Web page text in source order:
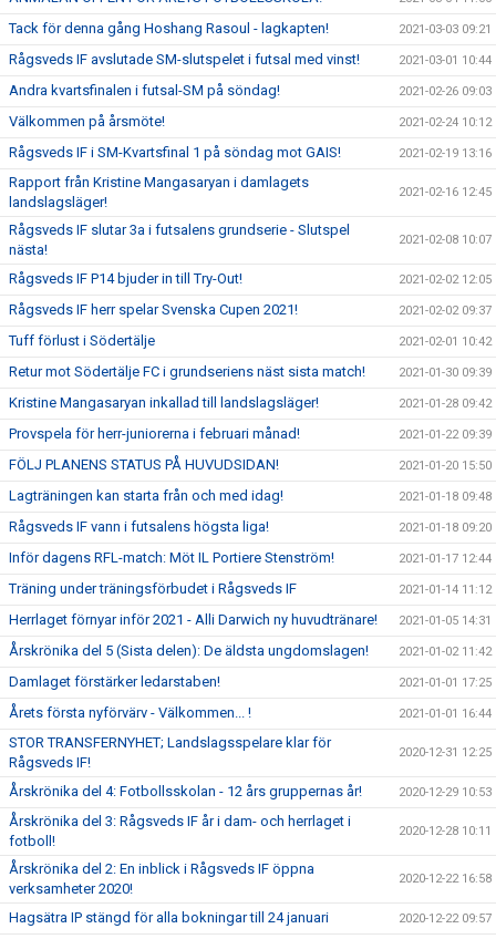
Tack för denna gång Hoshang Rasoul - lagkapten! 2021-03-03 09:21
Rågsveds IF avslutade SM-slutspelet i futsal med vinst! 2021-03-01 10:44
Andra kvartsfinalen i futsal-SM på söndag! 2021-02-26 09:03
Välkommen på årsmöte! 2021-02-24 10:12
Rågsveds IF i SM-Kvartsfinal 1 på söndag mot GAIS! 2021-02-19 13:16
Rapport från Kristine Mangasaryan i damlagets
landslagsläger!
2021-02-16 12:45
Rågsveds IF slutar 3a i futsalens grundserie - Slutspel
nästa!
2021-02-08 10:07
Rågsveds IF P14 bjuder in till Try-Out! 2021-02-02 12:05
Rågsveds IF herr spelar Svenska Cupen 2021! 2021-02-02 09:37
Tuff förlust i Södertälje 2021-02-01 10:42
Retur mot Södertälje FC i grundseriens näst sista match! 2021-01-30 09:39
Kristine Mangasaryan inkallad till landslagsläger! 2021-01-28 09:42
Provspela för herr-juniorerna i februari månad! 2021-01-22 09:39
FÖLJ PLANENS STATUS PÅ HUVUDSIDAN! 2021-01-20 15:50
Lagträningen kan starta från och med idag! 2021-01-18 09:48
Rågsveds IF vann i futsalens högsta liga! 2021-01-18 09:20
Inför dagens RFL-match: Möt IL Portiere Stenström! 2021-01-17 12:44
Träning under träningsförbudet i Rågsveds IF 2021-01-14 11:12
Herrlaget förnyar inför 2021 - Alli Darwich ny huvudtränare! 2021-01-05 14:31
Årskrönika del 5 (Sista delen): De äldsta ungdomslagen! 2021-01-02 11:42
Damlaget förstärker ledarstaben! 2021-01-01 17:25
Årets första nyförvärv - Välkommen... ! 2021-01-01 16:44
STOR TRANSFERNYHET; Landslagsspelare klar för
Rågsveds IF!
2020-12-31 12:25
Årskrönika del 4: Fotbollsskolan - 12 års gruppernas år! 2020-12-29 10:53
Årskrönika del 3: Rågsveds IF år i dam- och herrlaget i
fotboll!
2020-12-28 10:11
Årskrönika del 2: En inblick i Rågsveds IF öppna
verksamheter 2020!
2020-12-22 16:58
Hagsätra IP stängd för alla bokningar till 24 januari 2020-12-22 09:57